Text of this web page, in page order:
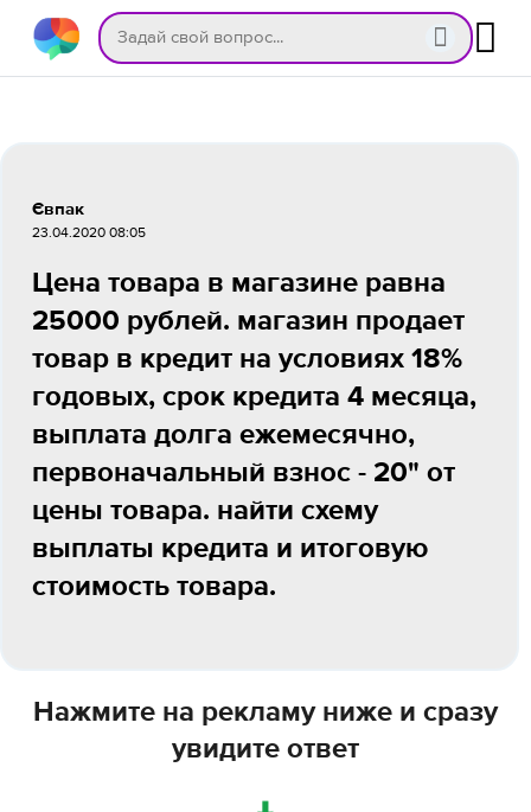
Євпак
23.04.2020 08:05
Цена товара в магазине равна
25000 рублей. магазин продает
товар в кредит на условиях 18%
годовых, срок кредита 4 месяца,
выплата долга ежемесячно,
первоначальный взнос - 20" от
цены товара. найти схему
выплаты кредита и итоговую
стоимость товара.
Нажмите на рекламу ниже и сразу
увидите ответ